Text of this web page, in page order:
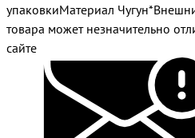
упаковкиМатериал
товара может незначительно
сайте